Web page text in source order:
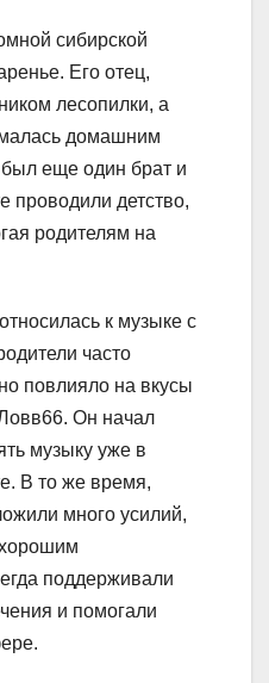
сибирской
Его отец,
лесопилки, а
домашним
еще один брат и
проводили детство,
родителям на
к музыке с
часто
повлияло на вкусы
Он начал
музыку уже в
В то же время,
много усилий,
хорошим
поддерживали
и помогали